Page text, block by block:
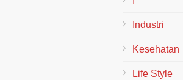
Industri
Kesehatan
Life Style